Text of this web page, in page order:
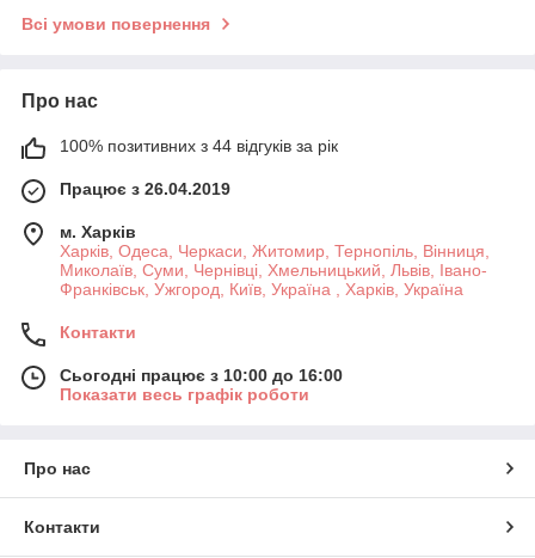
Всі умови повернення
Про нас
100% позитивних з 44 відгуків за рік
Працює з 26.04.2019
м. Харків
Харків, Одеса, Черкаси, Житомир, Тернопіль, Вінниця,
Миколаїв, Суми, Чернівці, Хмельницький, Львів, Івано-
Франківськ, Ужгород, Київ, Україна , Харків, Україна
Контакти
Сьогодні працює з 10:00 до 16:00
Показати весь графік роботи
Про нас
Контакти